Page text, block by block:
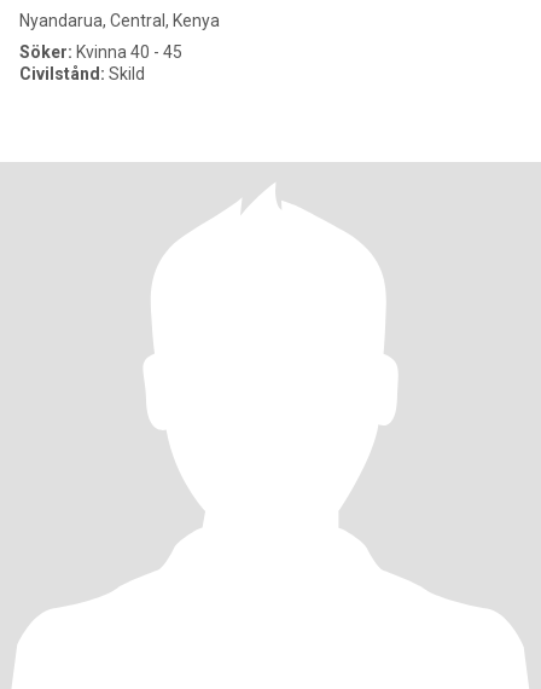
Nyandarua, Central, Kenya
Söker: Kvinna 40 - 45
Civilstånd: Skild